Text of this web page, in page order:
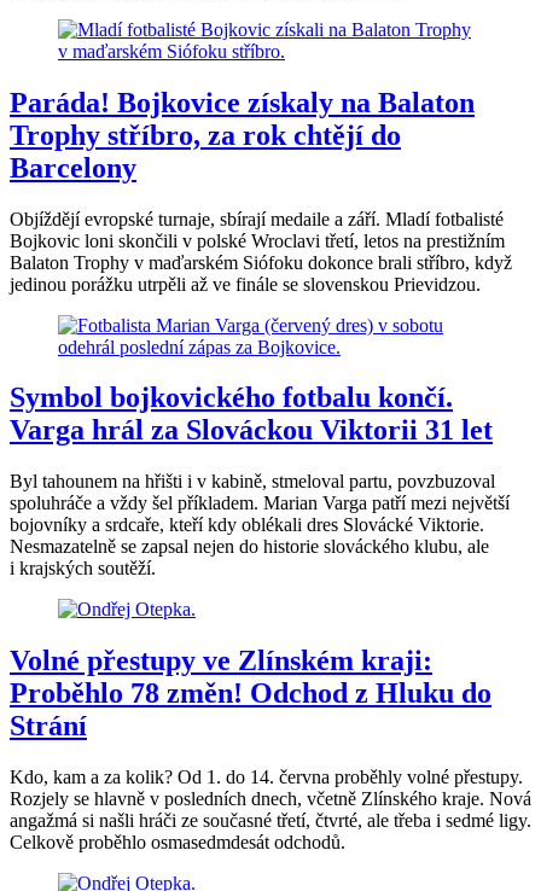
Paráda! Bojkovice získaly na Balaton
Trophy stříbro, za rok chtějí do
Barcelony
Objíždějí evropské turnaje, sbírají medaile a září. Mladí fotbalisté
Bojkovic loni skončili v polské Wroclavi třetí, letos na prestižním
Balaton Trophy v maďarském Siófoku dokonce brali stříbro, když
jedinou porážku utrpěli až ve finále se slovenskou Prievidzou.
Symbol bojkovického fotbalu končí.
Varga hrál za Slováckou Viktorii 31 let
Byl tahounem na hřišti i v kabině, stmeloval partu, povzbuzoval
spoluhráče a vždy šel příkladem. Marian Varga patří mezi největší
bojovníky a srdcaře, kteří kdy oblékali dres Slovácké Viktorie.
Nesmazatelně se zapsal nejen do historie slováckého klubu, ale
i krajských soutěží.
Volné přestupy ve Zlínském kraji:
Proběhlo 78 změn! Odchod z Hluku do
Strání
Kdo, kam a za kolik? Od 1. do 14. června proběhly volné přestupy.
Rozjely se hlavně v posledních dnech, včetně Zlínského kraje. Nová
angažmá si našli hráči ze současné třetí, čtvrté, ale třeba i sedmé ligy.
Celkově proběhlo osmasedmdesát odchodů.